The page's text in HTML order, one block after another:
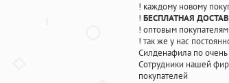
! каждому новому
! БЕСПЛАТНАЯ
! оптовым
! так же у нас
Силденафила по
Cотрудники нашей
покупателей